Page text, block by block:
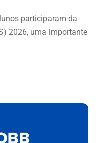
participaram da
2026, uma importante